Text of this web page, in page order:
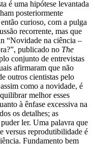
é uma hipótese levantada
posteriormente
curioso, com a pulga
recorrente, mas que
“Novidade na ciência –
publicado no The
conjunto de entrevistas
afirmaram que não
outros cientistas pelo
como a novidade, é
melhor esses
à ênfase excessiva na
os detalhes; as
ler. Uma palavra que
versus reprodutibilidade é
Fundamento bem